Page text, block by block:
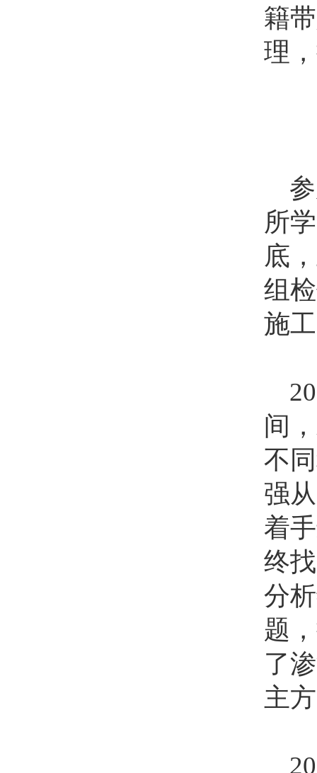
籍
理
参
所
底
组
施
间
不
强
着
终
分
题
了
主